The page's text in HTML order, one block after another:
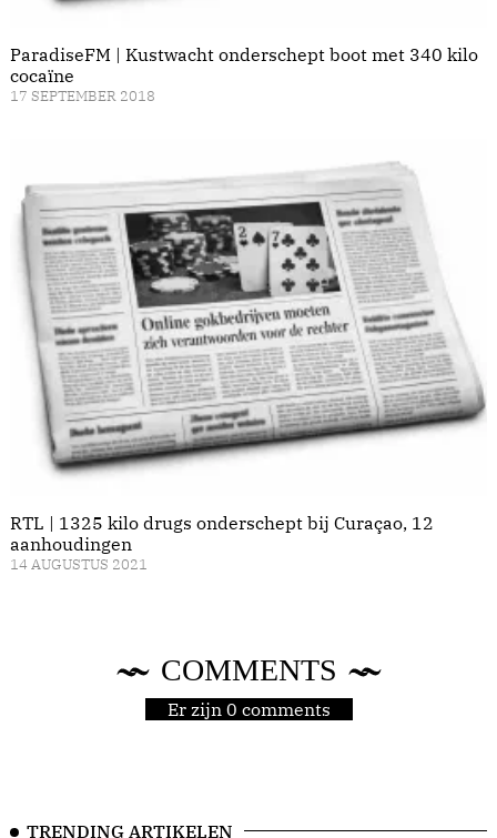
ParadiseFM | Kustwacht onderschept boot met 340 kilo
cocaïne
17 SEPTEMBER 2018
RTL | 1325 kilo drugs onderschept bij Curaçao, 12
aanhoudingen
14 AUGUSTUS 2021
COMMENTS
Er zijn 0 comments
TRENDING ARTIKELEN